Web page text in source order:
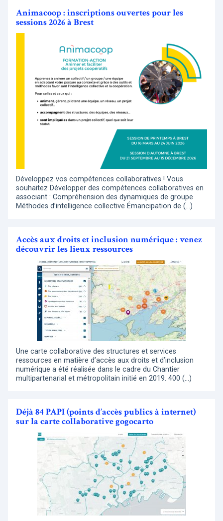
Animacoop : inscriptions ouvertes pour les
sessions 2026 à Brest
Développez vos compétences collaboratives ! Vous
souhaitez Développer des compétences collaboratives en
associant : Compréhension des dynamiques de groupe
Méthodes d’intelligence collective Émancipation de (…)
Accès aux droits et inclusion numérique : venez
découvrir les lieux ressources
Une carte collaborative des structures et services
ressources en matière d’accès aux droits et d’inclusion
numérique a été réalisée dans le cadre du Chantier
multipartenarial et métropolitain initié en 2019. 400 (…)
Déjà 84 PAPI (points d’accès publics à internet)
sur la carte collaborative gogocarto